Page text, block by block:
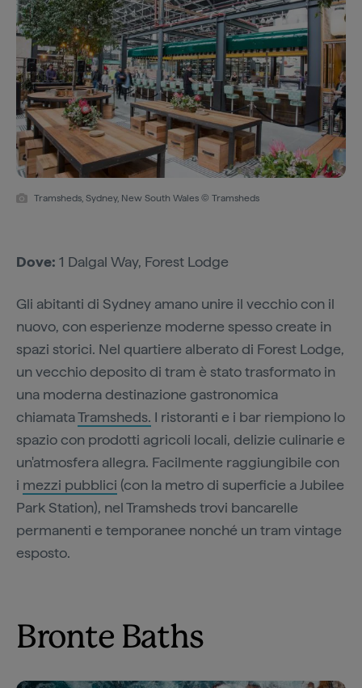
Tramsheds, Sydney, New South Wales © Tramsheds
Dove: 1 Dalgal Way, Forest Lodge
Gli abitanti di Sydney amano unire il vecchio con il
nuovo, con esperienze moderne spesso create in
spazi storici. Nel quartiere alberato di Forest Lodge,
un vecchio deposito di tram è stato trasformato in
una moderna destinazione gastronomica
chiamataTramsheds. I ristoranti e i bar riempiono lo
spazio con prodotti agricoli locali, delizie culinarie e
un'atmosfera allegra. Facilmente raggiungibile con
i mezzi pubblici (con la metro di superficie a Jubilee
Park Station), nel Tramsheds trovi bancarelle
permanenti e temporanee nonché un tram vintage
esposto.
Bronte Baths